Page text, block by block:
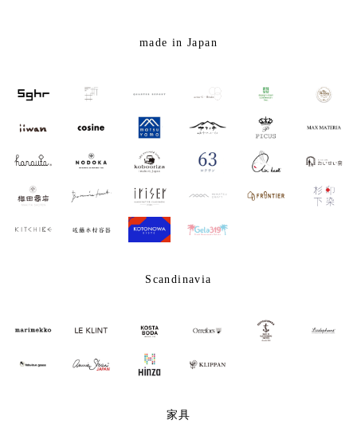
made in Japan
Scandinavia
家具